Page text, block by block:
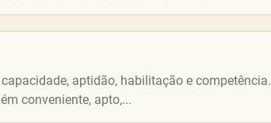
aptidão, habilitação e competência.
conveniente, apto,...